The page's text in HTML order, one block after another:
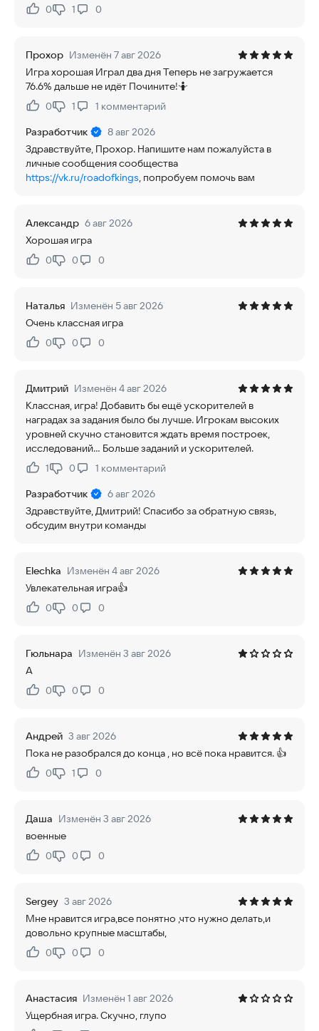
Нравится:
0Не нравится:
1 0
Прохор Изменён 7 авг 2026
Игра хорошая Играл два дня Теперь не загружается
76.6% дальше не идёт Почините!🤷
Нравится:
0Не нравится:
1 1 комментарий
Разработчик
8 авг 2026
Здравствуйте, Прохор. Напишите нам пожалуйста в
личные сообщения сообщества
https://vk.ru/roadofkings, попробуем помочь вам
Александр 6 авг 2026
Хорошая игра
Нравится:
0Не нравится:
0 0
Наталья Изменён 5 авг 2026
Очень классная игра
Нравится:
0Не нравится:
0 0
Дмитрий Изменён 4 авг 2026
Классная, игра! Добавить бы ещё ускорителей в
наградах за задания было бы лучше. Игрокам высоких
уровней скучно становится ждать время построек,
исследований... Больше заданий и ускорителей.
Нравится:
1Не нравится:
0 1 комментарий
Разработчик
6 авг 2026
Здравствуйте, Дмитрий! Спасибо за обратную связь,
обсудим внутри команды
Elechka Изменён 4 авг 2026
Увлекательная игра👍
Нравится:
0Не нравится:
0 0
Гюльнара Изменён 3 авг 2026
А
Нравится:
0Не нравится:
0 0
Андрей 3 авг 2026
Пока не разобрался до конца , но всё пока нравится. 👍
Нравится:
0Не нравится:
1 0
Даша Изменён 3 авг 2026
военные
Нравится:
0Не нравится:
0 0
Sergey 3 авг 2026
Мне нравится игра,все понятно ,что нужно делать,и
довольно крупные масштабы,
Нравится:
0Не нравится:
0 0
Анастасия Изменён 1 авг 2026
Ущербная игра. Скучно, глупо